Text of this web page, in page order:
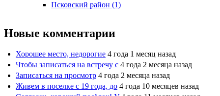
Псковский район (1)
Новые комментарии
Хорошее место, недорогие 4 года 1 месяц назад
Чтобы записаться на встречу с 4 года 2 месяца назад
Записаться на просмотр 4 года 2 месяца назад
Живем в поселке с 19 года, до 4 года 10 месяцев назад